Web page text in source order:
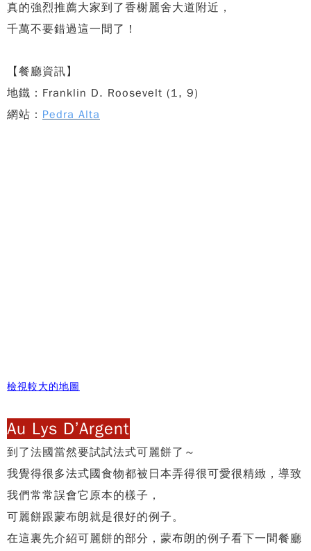
真的強烈推薦大家到了香榭麗舍大道附近，
千萬不要錯過這一間了！
【餐廳資訊】
地鐵：Franklin D. Roosevelt (1, 9)
網站： Pedra Alta
檢視較大的地圖
Au Lys D’Argent
到了法國當然要試試法式可麗餅了～
我覺得很多法式國食物都被日本弄得很可愛很精緻， 導致
我們常常誤會它原本的樣子，
可麗餅跟蒙布朗就是很好的例子。
在這裏先介紹可麗餅的部分，蒙布朗的例子看下一間餐廳